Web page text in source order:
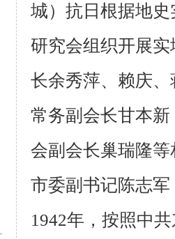
城）抗日根据地
研究会组织开展
长余秀萍、赖庆
常务副会长甘本
会副会长巢瑞隆
市委副书记陈志
1942年，按照中